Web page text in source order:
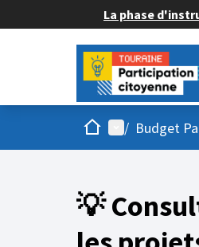
La phase
AccueilMenu principal
/ Budget
💡